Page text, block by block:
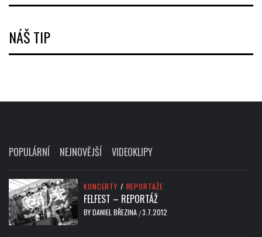
NÁŠ TIP
POPULÁRNÍ NEJNOVĚJŠÍ VIDEOKLIPY
KONCERTY / REPORTÁŽE
FELFEST – REPORTÁŽ
BYDANIEL BŘEZINA /3.7.2012